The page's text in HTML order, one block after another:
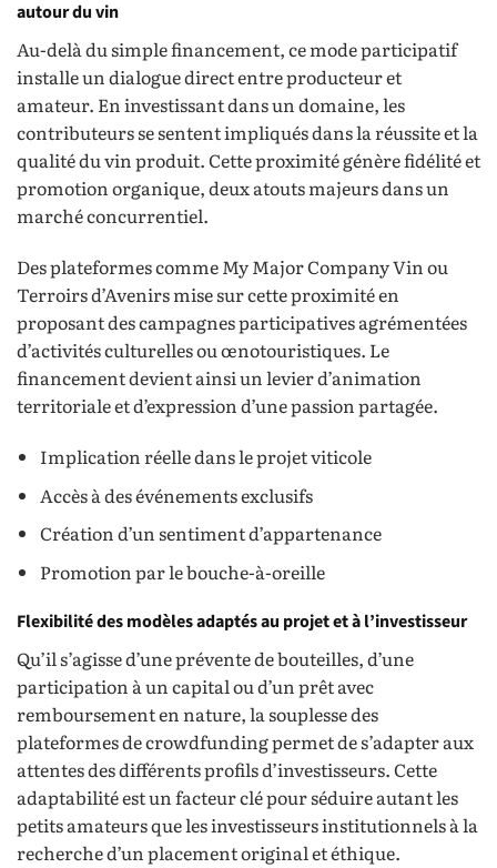
autour du vin
Au-delà du simple financement, ce mode participatif
installe un dialogue direct entre producteur et
amateur. En investissant dans un domaine, les
contributeurs se sentent impliqués dans la réussite et la
qualité du vin produit. Cette proximité génère fidélité et
promotion organique, deux atouts majeurs dans un
marché concurrentiel.
Des plateformes comme My Major Company Vin ou
Terroirs d’Avenirs mise sur cette proximité en
proposant des campagnes participatives agrémentées
d’activités culturelles ou œnotouristiques. Le
financement devient ainsi un levier d’animation
territoriale et d’expression d’une passion partagée.
Implication réelle dans le projet viticole
Accès à des événements exclusifs
Création d’un sentiment d’appartenance
Promotion par le bouche-à-oreille
Flexibilité des modèles adaptés au projet et à l’investisseur
Qu’il s’agisse d’une prévente de bouteilles, d’une
participation à un capital ou d’un prêt avec
remboursement en nature, la souplesse des
plateformes de crowdfunding permet de s’adapter aux
attentes des différents profils d’investisseurs. Cette
adaptabilité est un facteur clé pour séduire autant les
petits amateurs que les investisseurs institutionnels à la
recherche d’un placement original et éthique.